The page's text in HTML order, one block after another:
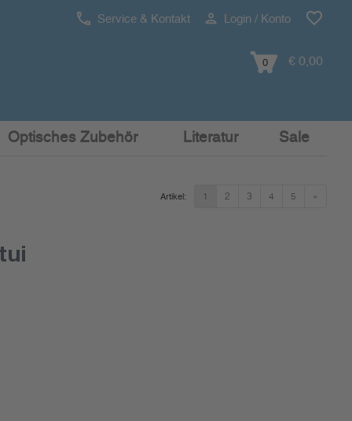
Service & Kontakt Login / Konto
0 € 0,00
Optisches Zubehör Literatur Sale
1 2 3 4 5 »
Artikel: